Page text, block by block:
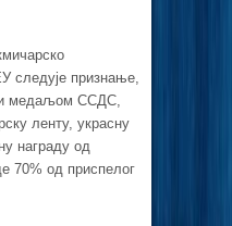
следује признање,
медаљом ССДС,
ленту, украсну
награду од
70% од приспелог